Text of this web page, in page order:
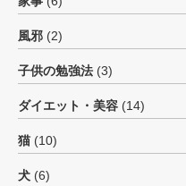
風邪 (2)
子供の勉強法 (3)
ダイエット・美容 (14)
猫 (10)
犬 (6)